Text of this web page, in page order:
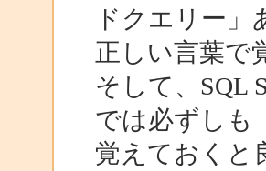
ドクエリー
正しい言葉で
そして、SQL
では必ずしも
覚えておくと